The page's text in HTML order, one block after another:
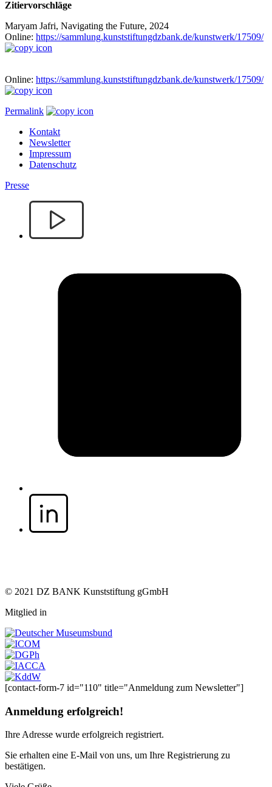
Zitiervorschläge
Maryam Jafri, Navigating the Future, 2024
Online: https://sammlung.kunststiftungdzbank.de/kunstwerk/17509/
Online: https://sammlung.kunststiftungdzbank.de/kunstwerk/17509/
Permalink
Kontakt
Newsletter
Impressum
Datenschutz
Presse
© 2021 DZ BANK Kunststiftung gGmbH
Mitglied in
[contact-form-7 id="110" title="Anmeldung zum Newsletter"]
Anmeldung erfolgreich!
Ihre Adresse wurde erfolgreich registriert.
Sie erhalten eine E-Mail von uns, um Ihre Registrierung zu
bestätigen.